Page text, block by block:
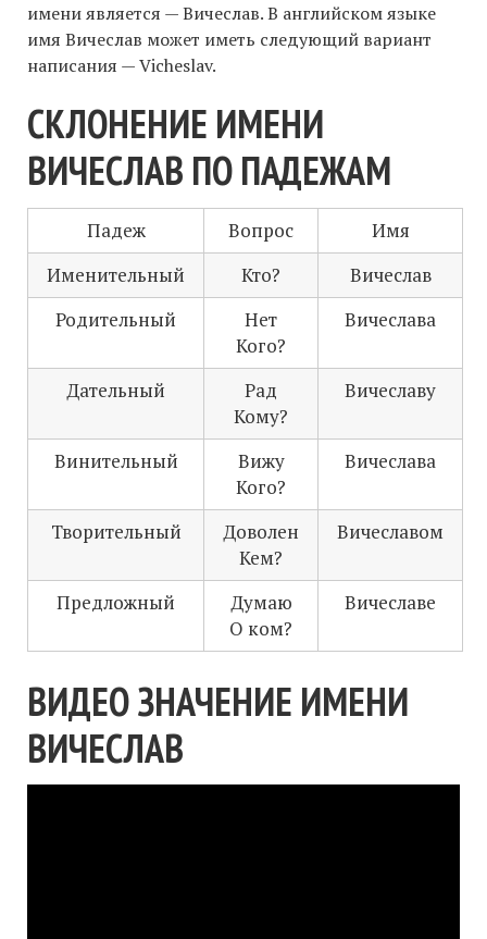
имени является — Вичеслав. В английском языке
имя Вичеслав может иметь следующий вариант
написания — Vicheslav.
СКЛОНЕНИЕ ИМЕНИ
ВИЧЕСЛАВ ПО ПАДЕЖАМ
Падеж Вопрос
Имя
Именительный
Кто?
Вичеслав
Родительный
Нет
Кого?
Вичеслава
Дательный
Рад
Кому?
Вичеславу
Винительный
Вижу
Кого?
Вичеслава
Творительный
Доволен
Кем?
Вичеславом
Предложный
Думаю
О ком?
Вичеславе
ВИДЕО ЗНАЧЕНИЕ ИМЕНИ
ВИЧЕСЛАВ